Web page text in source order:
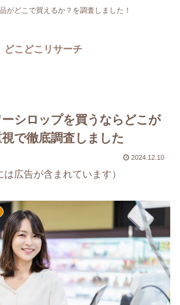
がどこで買えるか？を調査しました！
どこどこリサーチ
シロップを買うならどこが
で徹底調査しました
2024.12.10
は広告が含まれています）